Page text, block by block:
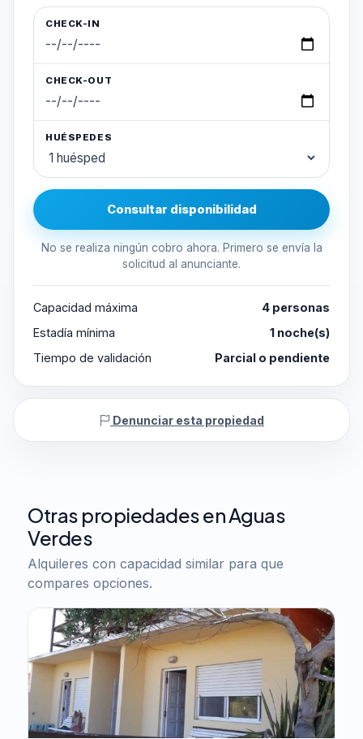
CHECK-IN
CHECK-OUT
HUÉSPEDES
Consultar disponibilidad
No se realiza ningún cobro ahora. Primero se envía la
solicitud al anunciante.
Capacidad máxima
4 personas
Estadía mínima
1 noche(s)
Tiempo de validación
Parcial o pendiente
Denunciar esta propiedad
Otras propiedades en Aguas
Verdes
Alquileres con capacidad similar para que
compares opciones.